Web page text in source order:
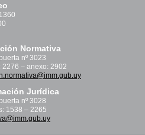
Normativa
nº 3023
2276 – anexo: 2902
Jurídica
nº 3028
1538 – 2265